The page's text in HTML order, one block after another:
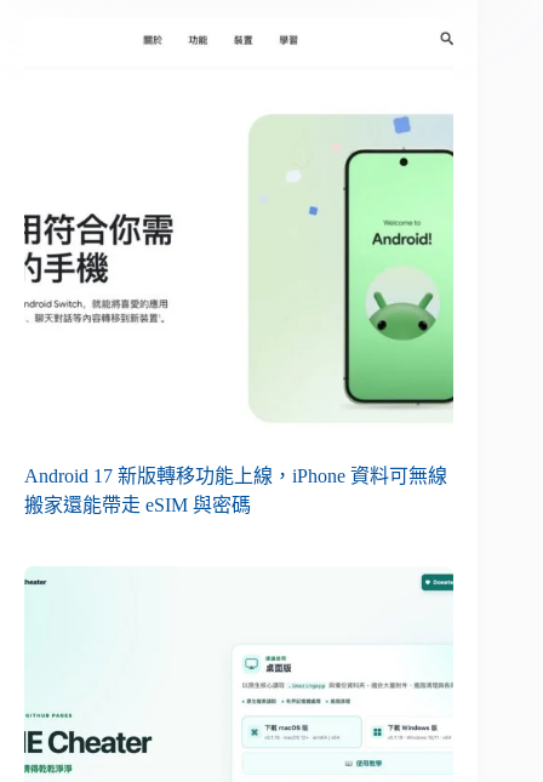
Android 17 新版轉移功能上線，iPhone 資料可無線
搬家還能帶走 eSIM 與密碼